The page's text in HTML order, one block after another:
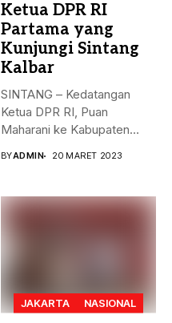
Ketua DPR RI
Partama yang
Kunjungi Sintang
Kalbar
SINTANG – Kedatangan
Ketua DPR RI, Puan
Maharani ke Kabupaten
BYADMIN 20 MARET 2023
JAKARTA NASIONAL